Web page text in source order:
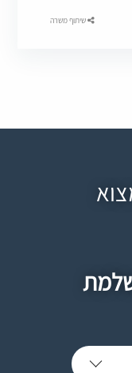
שיתוף משרה